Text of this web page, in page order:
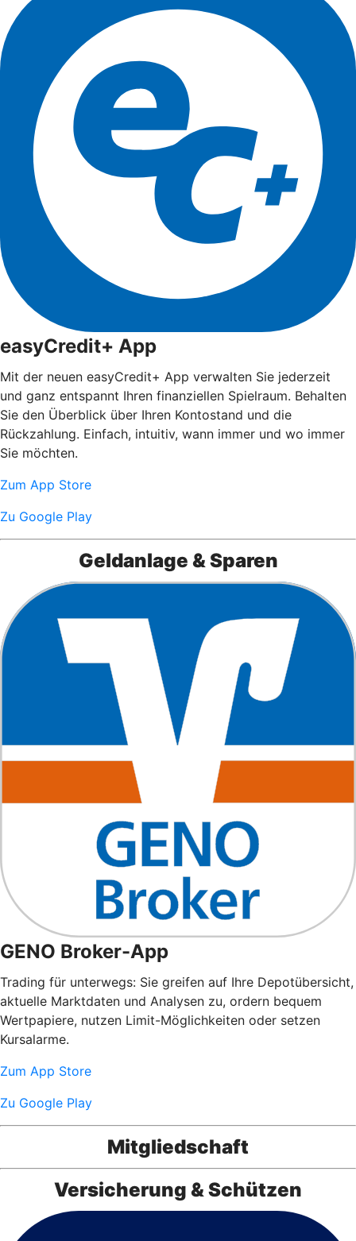
easyCredit+ App
Mit der neuen easyCredit+ App verwalten Sie jederzeit
und ganz entspannt Ihren finanziellen Spielraum. Behalten
Sie den Überblick über Ihren Kontostand und die
Rückzahlung. Einfach, intuitiv, wann immer und wo immer
Sie möchten.
Zum App Store
Zu Google Play
Geldanlage & Sparen
GENO Broker-App
Trading für unterwegs: Sie greifen auf Ihre Depotübersicht,
aktuelle Marktdaten und Analysen zu, ordern bequem
Wertpapiere, nutzen Limit-Möglichkeiten oder setzen
Kursalarme.
Zum App Store
Zu Google Play
Mitgliedschaft
Versicherung & Schützen